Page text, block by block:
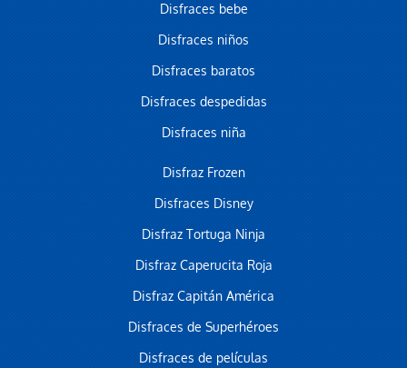
Disfraces bebe
Disfraces niños
Disfraces baratos
Disfraces despedidas
Disfraces niña
Disfraz Frozen
Disfraces Disney
Disfraz Tortuga Ninja
Disfraz Caperucita Roja
Disfraz Capitán América
Disfraces de Superhéroes
Disfraces de películas